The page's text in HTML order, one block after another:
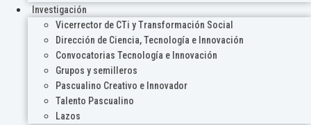
Investigación
Vicerrector de CTi y Transformación Social
Dirección de Ciencia, Tecnología e Innovación
Convocatorias Tecnología e Innovación
Grupos y semilleros
Pascualino Creativo e Innovador
Talento Pascualino
Lazos